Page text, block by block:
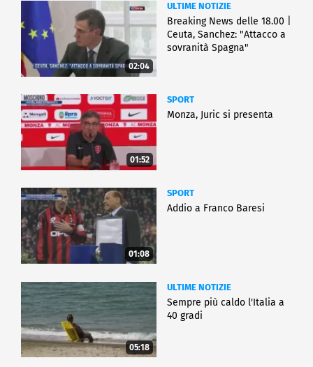
02:04
ULTIME NOTIZIE
Breaking News delle 18.00 |
Ceuta, Sanchez: "Attacco a
sovranità Spagna"
01:52
SPORT
Monza, Juric si presenta
01:08
SPORT
Addio a Franco Baresi
05:18
ULTIME NOTIZIE
Sempre più caldo l'Italia a
40 gradi